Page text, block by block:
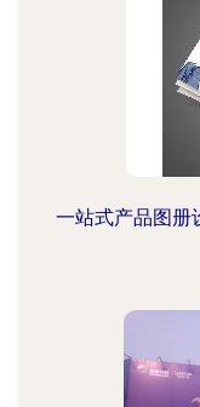
一站式产品图册